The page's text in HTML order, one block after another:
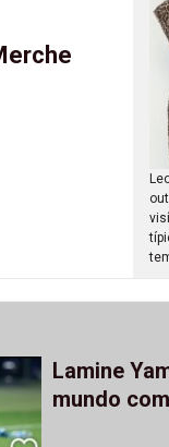
Lamine
mundo